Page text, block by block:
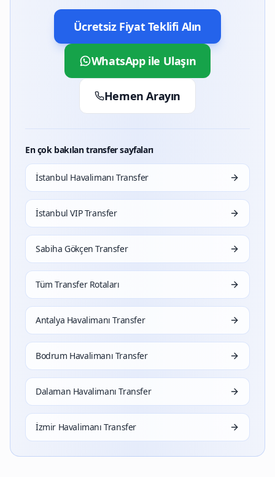
Ücretsiz Fiyat Teklifi Alın
WhatsApp ile Ulaşın
Hemen Arayın
En çok bakılan transfer sayfaları
İstanbul Havalimanı Transfer
İstanbul VIP Transfer
Sabiha Gökçen Transfer
Tüm Transfer Rotaları
Antalya Havalimanı Transfer
Bodrum Havalimanı Transfer
Dalaman Havalimanı Transfer
İzmir Havalimanı Transfer